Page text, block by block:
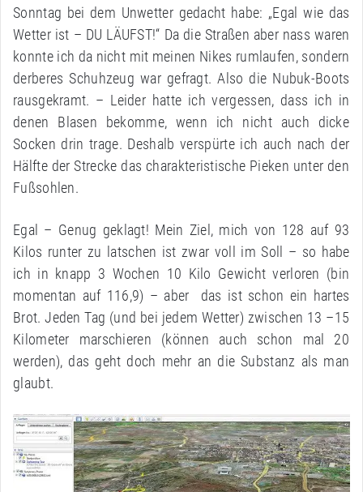
Sonntag bei dem Unwetter gedacht habe: „Egal wie das
Wetter ist – DU LÄUFST!“ Da die Straßen aber nass waren
konnte ich da nicht mit meinen Nikes rumlaufen, sondern
derberes Schuhzeug war gefragt. Also die Nubuk-Boots
rausgekramt. – Leider hatte ich vergessen, dass ich in
denen Blasen bekomme, wenn ich nicht auch dicke
Socken drin trage. Deshalb verspürte ich auch nach der
Hälfte der Strecke das charakteristische Pieken unter den
Fußsohlen.
Egal – Genug geklagt! Mein Ziel, mich von 128 auf 93
Kilos runter zu latschen ist zwar voll im Soll – so habe
ich in knapp 3 Wochen 10 Kilo Gewicht verloren (bin
momentan auf 116,9) – aber das ist schon ein hartes
Brot. Jeden Tag (und bei jedem Wetter) zwischen 13 –15
Kilometer marschieren (können auch schon mal 20
werden), das geht doch mehr an die Substanz als man
glaubt.